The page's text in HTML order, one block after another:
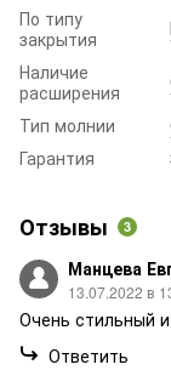
По типу
закрытия
Наличие
расширения
Тип молнии
Гарантия
Отзывы 3
Манцева
13.07.2022 в
Очень стильный
Ответить